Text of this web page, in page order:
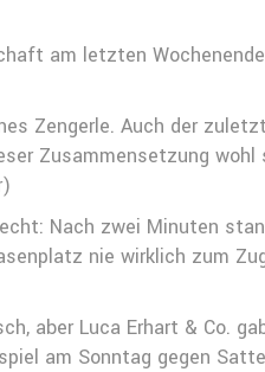
am letzten
Zengerle. Auch der
Zusammensetzung
Nach zwei Minuten
nie wirklich zum
aber Luca Erhart & Co.
am Sonntag gegen